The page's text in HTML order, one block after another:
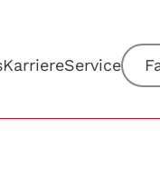
KarriereService